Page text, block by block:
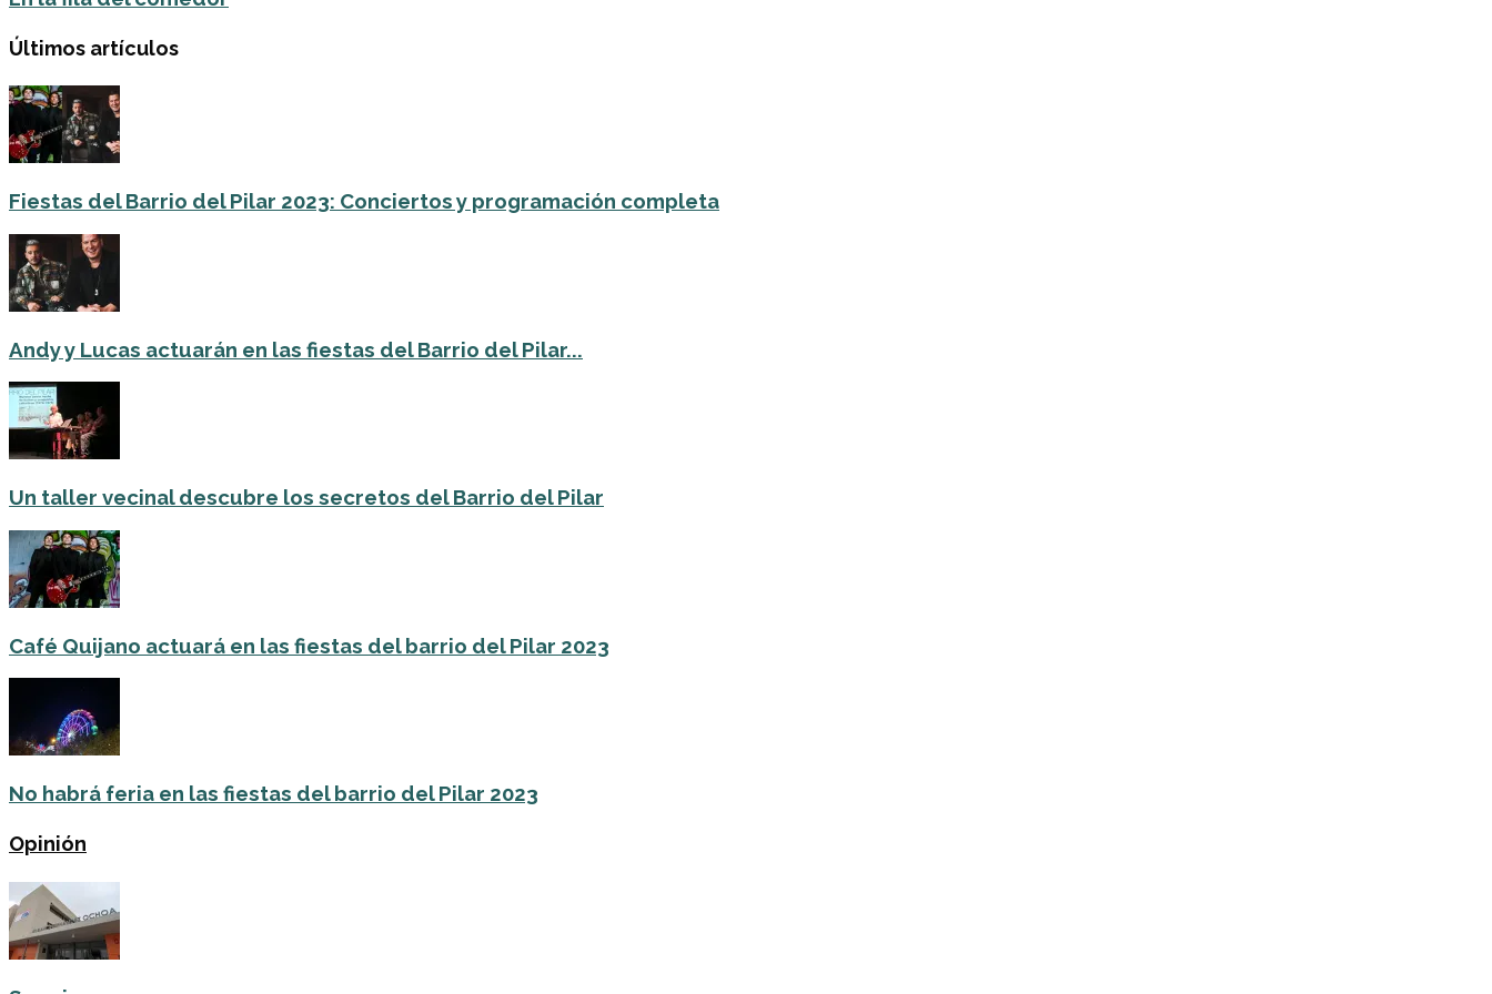
Últimos artículos
Fiestas del Barrio del Pilar 2023: Conciertos y programación completa
Andy y Lucas actuarán en las fiestas del Barrio del Pilar...
Un taller vecinal descubre los secretos del Barrio del Pilar
Café Quijano actuará en las fiestas del barrio del Pilar 2023
No habrá feria en las fiestas del barrio del Pilar 2023
Opinión